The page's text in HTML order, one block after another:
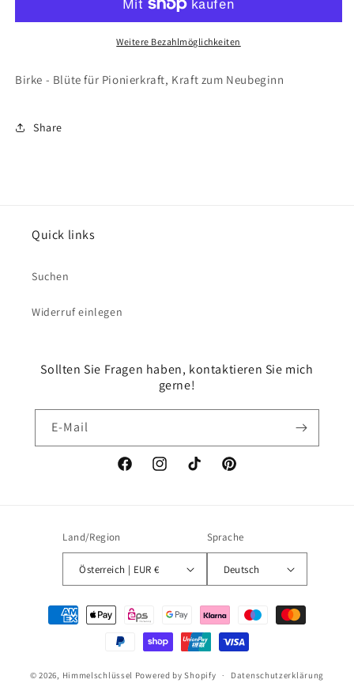
10ml
Birke
10ml
Weitere Bezahlmöglichkeiten
Birke - Blüte für Pionierkraft, Kraft zum Neubeginn
Share
Quick links
Suchen
Widerruf einlegen
Sollten Sie Fragen haben, kontaktieren Sie mich
gerne!
E-Mail
FacebookInstagramTikTok Pinterest
Land/Region
Österreich | EUR €
Sprache
Deutsch
Zahlungsmethoden
© 2026, Himmelschlüssel Powered by Shopify Datenschutzerklärung